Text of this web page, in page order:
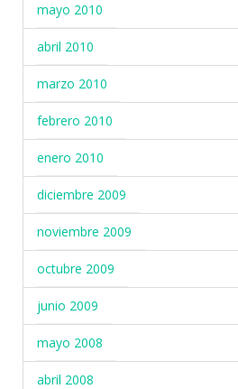
mayo 2010
abril 2010
marzo 2010
febrero 2010
enero 2010
diciembre 2009
noviembre 2009
octubre 2009
junio 2009
mayo 2008
abril 2008